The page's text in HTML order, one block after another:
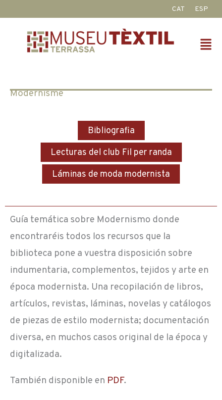
contenido
CAT ESP
Modernisme
Bibliografia
Lecturas del club Fil per randa
Láminas de moda modernista
Guía temática sobre Modernismo donde
encontraréis todos los recursos que la
biblioteca pone a vuestra disposición sobre
indumentaria, complementos, tejidos y arte en
época modernista. Una recopilación de libros,
artículos, revistas, láminas, novelas y catálogos
de piezas de estilo modernista; documentación
diversa, en muchos casos original de la época y
digitalizada.
También disponible en PDF.